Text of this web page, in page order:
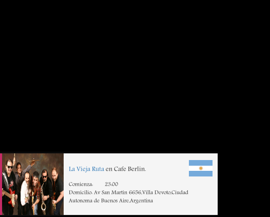
La Vieja Rutaen Cafe Berlin.
Comienza:
23:00
Domicilio: Av San Martin 6656,Villa Devoto,Ciudad
Autonoma de Buenos Aire,Argentina